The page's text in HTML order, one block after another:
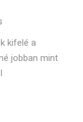
kifelé a
jobban mint